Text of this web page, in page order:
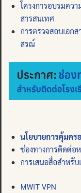
โครงการอบรมควา
สารสนเทศ
การตรวจสอบเอก
สรณ์
นโยบายการคุ้มค
ช่องทางการติดต่อ
การเสนอสื่อสำหรั
MWIT VPN